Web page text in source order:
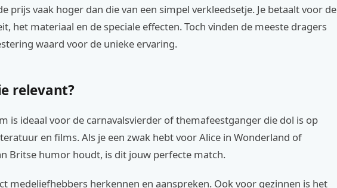
prijs vaak hoger dan die van een simpel verkleedsetje. Je betaalt voor de
het materiaal en de speciale effecten. Toch vinden de meeste dragers
waard voor de unieke ervaring.
relevant?
is ideaal voor de carnavalsvierder of themafeestganger die dol is op
en films. Als je een zwak hebt voor Alice in Wonderland of
Britse humor houdt, is dit jouw perfecte match.
medeliefhebbers herkennen en aanspreken. Ook voor gezinnen is het